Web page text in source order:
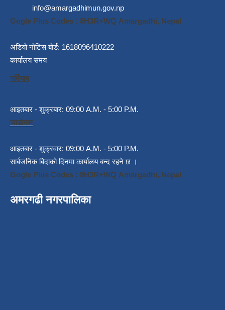
info@amargadhimun.gov.np
Gogle Plus Codes : 8H3R+WQ Amargadhi, Nepal
अडियो नोटिस बोर्ड: 1618096410222
कार्यालय समय
गर्मियाम
आइतबार - शुक्रबार: 09:00 A.M. - 5:00 P.M.
जाडोयाम
आइतबार - शुक्रवार: 09:00 A.M. - 5:00 P.M.
सार्बजनिक बिदाको दिनमा कार्यालय बन्द रहने छ ।
Gogle Plus Codes : 8H3R+WQ Amargadhi, Nepal
अमरगढी नगरपालिका